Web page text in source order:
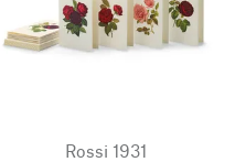
Rossi 1931